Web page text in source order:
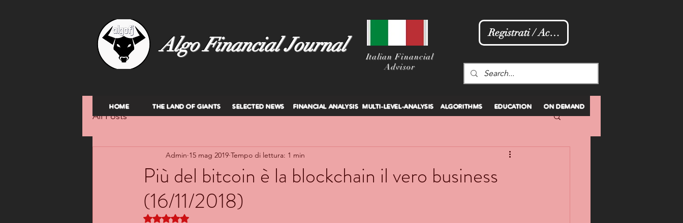
Algo Financial Journal Italian Financial
Advisor
Registrati / Accedi
All Posts
Più del bitcoin è la blockchain il vero business
(16/11/2018)
Admin 15 mag 2019 Tempo di lettura: 1 min
Valutazione NaN stelle su 5.
HOME THE LAND OF GIANTS SELECTED NEWS FINANCIAL ANALYSIS MULTI-LEVEL-ANALYSIS ALGORITHMS EDUCATION ON DEMAND